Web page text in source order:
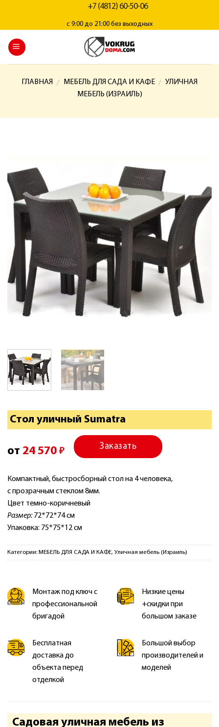
+7 (4812) 60-50-06
с 9:00 до 21:00 без выходных
ГЛАВНАЯ / МЕБЕЛЬ ДЛЯ САДА И КАФЕ / УЛИЧНАЯ
МЕБЕЛЬ (ИЗРАИЛЬ)
Стол уличный Sumatra
от 24 570 ₽
Заказать
Компактный, быстросборный стол на 4 человека,
с прозрачным стеклом 8мм.
Цвет темно-коричневый
Размер:72*72*74 см
Упаковка: 75*75*12 см
Категории: МЕБЕЛЬ ДЛЯ САДА И КАФЕ, Уличная мебель (Израиль)
Монтаж под ключ с
профессиональной
бригадой
Низкие цены
+скидки при
большом заказе
Бесплатная
доставка до
объекта перед
отделкой
Большой выбор
производителей и
моделей
Садовая уличная мебель из